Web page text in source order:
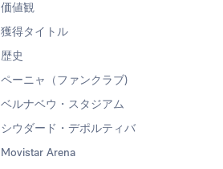
価値観
獲得タイトル
歴史
ペーニャ（ファンクラブ)
ベルナベウ・スタジアム
シウダード・デポルティバ
Movistar Arena